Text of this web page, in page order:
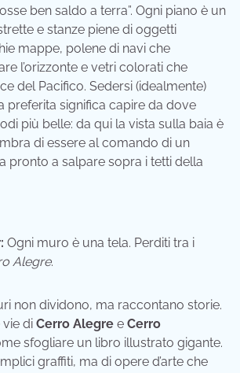
ben saldo a terra”. Ogni piano è un
e stanze piene di oggetti
mappe, polene di navi che
l’orizzonte e vetri colorati che
del Pacifico. Sedersi (idealmente)
preferita significa capire da dove
più belle: da qui la vista sulla baia è
di essere al comando di un
pronto a salpare sopra i tetti della
Ogni muro è una tela. Perditi tra i
Alegre.
non dividono, ma raccontano storie.
di Cerro Alegre e Cerro
sfogliare un libro illustrato gigante.
graffiti, ma di opere d’arte che